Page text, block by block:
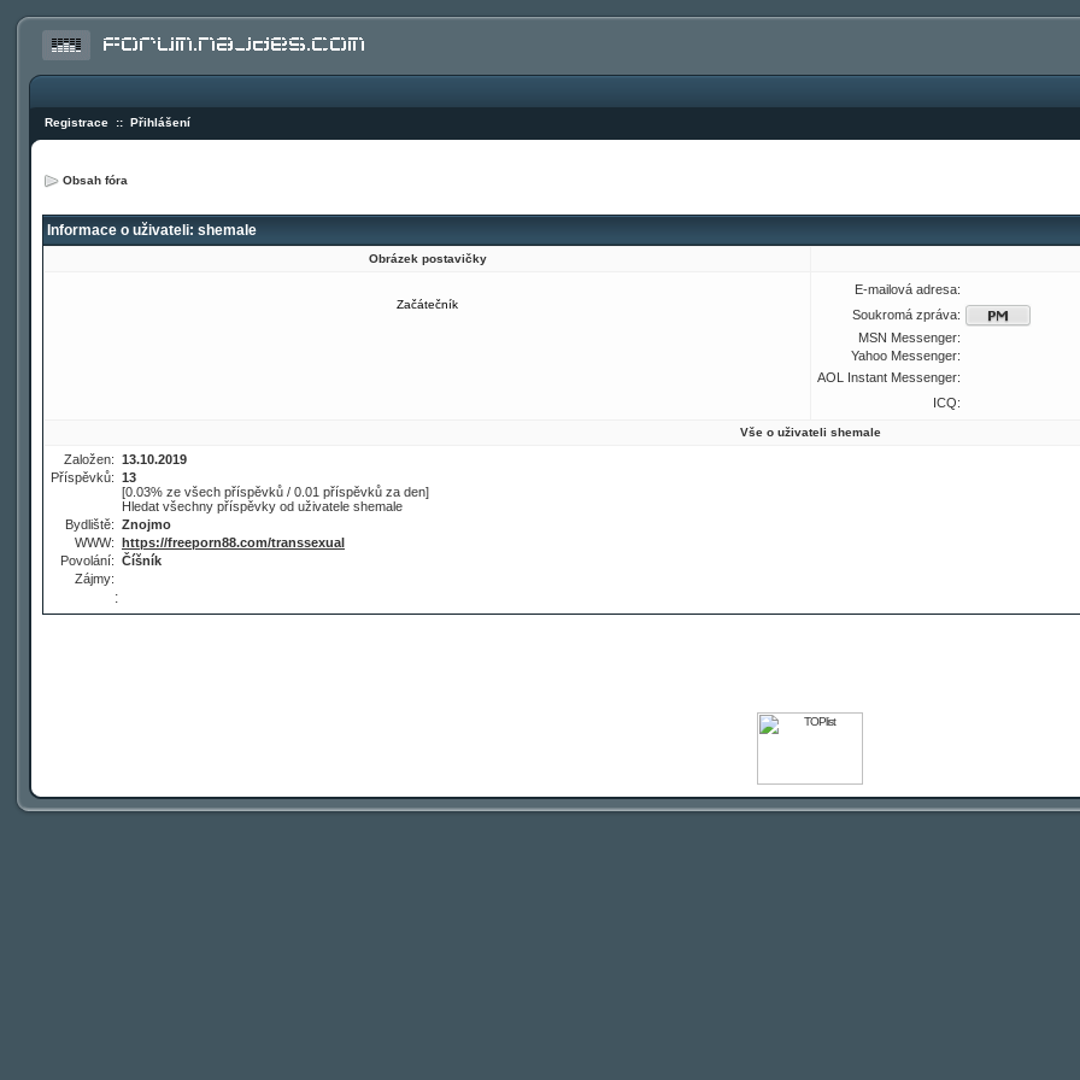
Registrace :: Přihlášení
Obsah fóra
Informace o uživateli: shemale
Obrázek postavičky
Začátečník
E-mailová adresa:
Soukromá zpráva:
MSN Messenger:
Yahoo Messenger:
AOL Instant Messenger:
ICQ:
Vše o uživateli shemale
Založen: 13.10.2019
Příspěvků: 13
[0.03% ze všech příspěvků / 0.01 příspěvků za den]
Hledat všechny příspěvky od uživatele shemale
Bydliště: Znojmo
WWW: https://freeporn88.com/transsexual
Povolání: Číšník
Zájmy:
: